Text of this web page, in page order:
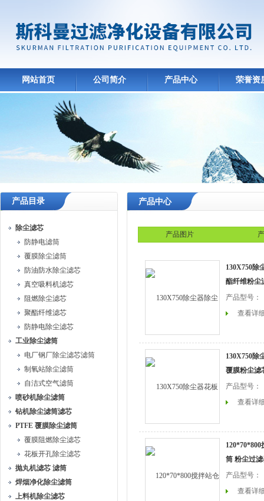
网站首页 公司简介 产品中心 荣誉资
产品目录
除尘滤芯
防静电滤筒
覆膜除尘滤筒
防油防水除尘滤芯
真空吸料机滤芯
阻燃除尘滤芯
聚酯纤维滤芯
防静电除尘滤芯
工业除尘滤筒
电厂钢厂除尘滤芯滤筒
制氧站除尘滤筒
自洁式空气滤筒
喷砂机除尘滤筒
钻机除尘滤筒滤芯
PTFE 覆膜除尘滤筒
覆膜阻燃除尘滤芯
花板开孔除尘滤芯
抛丸机滤芯 滤筒
焊烟净化除尘滤筒
上料机除尘滤芯
产品中心
产品图片
130X750除
酯纤维粉尘
产品型号：
查看详
130X750除
覆膜粉尘滤
产品型号：
查看详
筒 粉尘过
产品型号：
查看详